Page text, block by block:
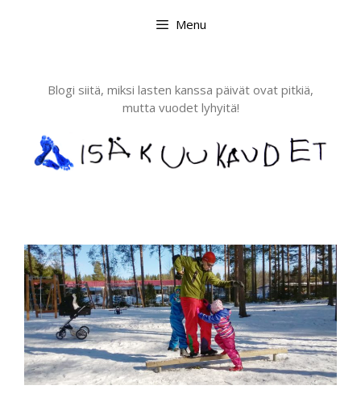
Menu
Blogi siitä, miksi lasten kanssa päivät ovat pitkiä,
mutta vuodet lyhyitä!